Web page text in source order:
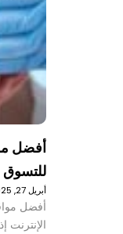
أفضل
للتسوق
أبريل 27, 2025
أفضل